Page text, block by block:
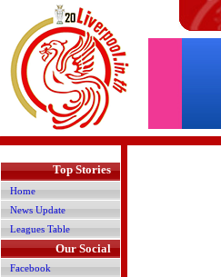
Top Stories
Home
News Update
Leagues Table
Our Social
Facebook